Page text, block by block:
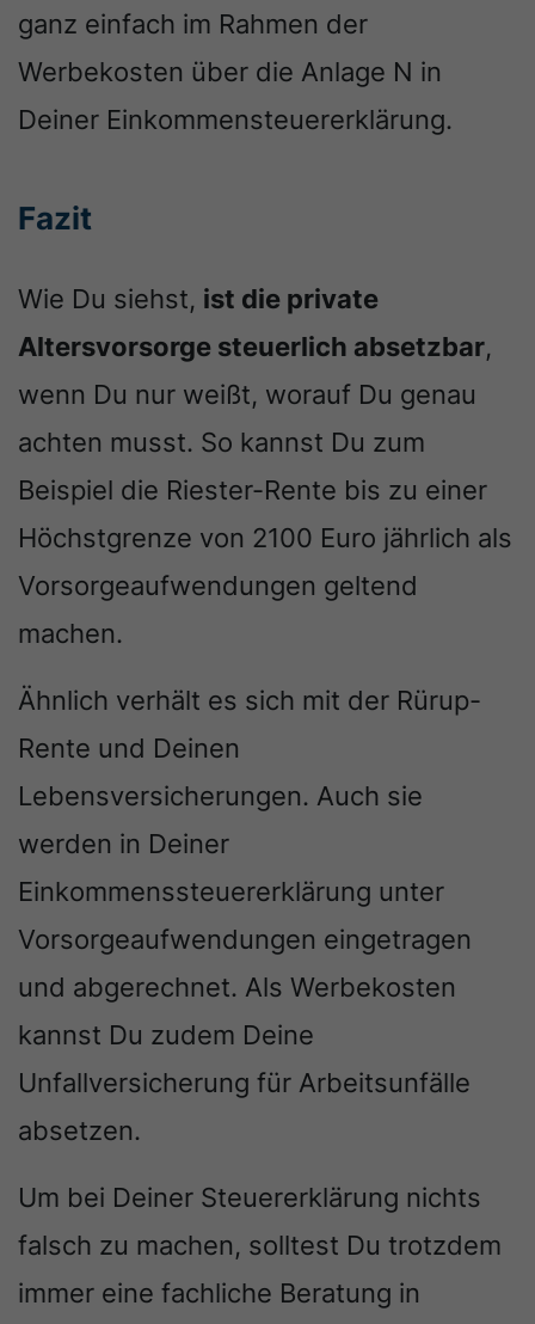
ganz einfach im Rahmen der
Werbekosten über die Anlage N in
Deiner Einkommensteuererklärung.
Fazit
Wie Du siehst, ist die private
Altersvorsorge steuerlich absetzbar,
wenn Du nur weißt, worauf Du genau
achten musst. So kannst Du zum
Beispiel die Riester-Rente bis zu einer
Höchstgrenze von 2100 Euro jährlich als
Vorsorgeaufwendungen geltend
machen.
Ähnlich verhält es sich mit der Rürup-
Rente und Deinen
Lebensversicherungen. Auch sie
werden in Deiner
Einkommenssteuererklärung unter
Vorsorgeaufwendungen eingetragen
und abgerechnet. Als Werbekosten
kannst Du zudem Deine
Unfallversicherung für Arbeitsunfälle
absetzen.
Um bei Deiner Steuererklärung nichts
falsch zu machen, solltest Du trotzdem
immer eine fachliche Beratung in